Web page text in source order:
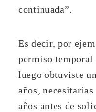
continuada”.
Es decir, por
permiso
luego obtuviste
años,
años antes de